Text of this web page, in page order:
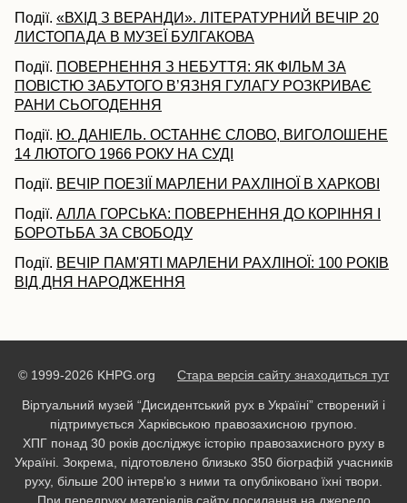
Події. «ВХІД З ВЕРАНДИ». ЛІТЕРАТУРНИЙ ВЕЧІР 20
ЛИСТОПАДА В МУЗЕЇ БУЛГАКОВА
Події. ПОВЕРНЕННЯ З НЕБУТТЯ: ЯК ФІЛЬМ ЗА
ПОВІСТЮ ЗАБУТОГО В’ЯЗНЯ ГУЛАГУ РОЗКРИВАЄ
РАНИ СЬОГОДЕННЯ
Події. Ю. ДАНІЕЛЬ. ОСТАННЄ СЛОВО, ВИГОЛОШЕНЕ
14 ЛЮТОГО 1966 РОКУ НА СУДІ
Події. ВЕЧІР ПОЕЗІЇ МАРЛЕНИ РАХЛІНОЇ В ХАРКОВІ
Події. АЛЛА ГОРСЬКА: ПОВЕРНЕННЯ ДО КОРІННЯ І
БОРОТЬБА ЗА СВОБОДУ
Події. ВЕЧІР ПАМ'ЯТІ МАРЛЕНИ РАХЛІНОЇ: 100 РОКІВ
ВІД ДНЯ НАРОДЖЕННЯ
© 1999-2026 KHPG.org Стара версія сайту знаходиться тут
Віртуальний музей “Дисидентський рух в Україні” створений і
підтримується Харківською правозахисною групою.
ХПГ понад 30 років досліджує історію правозахисного руху в
Україні. Зокрема, підготовлено близько 350 біографій учасників
руху, більше 200 інтерв’ю з ними та опубліковано їхні твори.
При передруку матеріалів сайту посилання на джерело